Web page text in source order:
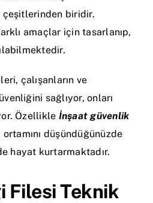
biridir.
amaçlar için tasarlanıp,
çalışanların ve
sağlıyor, onları
Özellikle İnşaat güvenlik
düşündüğünüzde
hayat kurtarmaktadır.
Filesi Teknik